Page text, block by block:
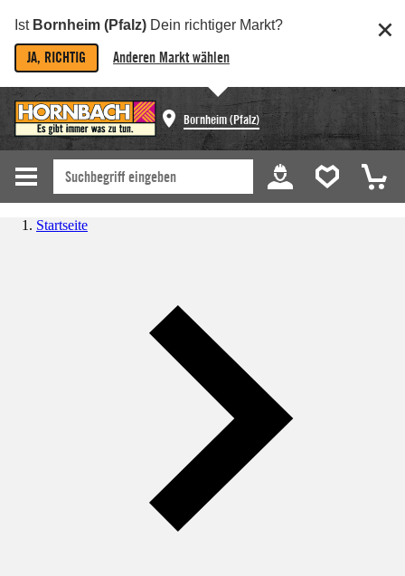
Ist Bornheim (Pfalz) Dein richtiger Markt?
JA, RICHTIG Anderen Markt wählen
Bornheim (Pfalz)
Startseite